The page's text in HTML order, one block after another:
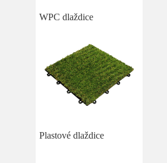
WPC dlaždice
Plastové dlaždice